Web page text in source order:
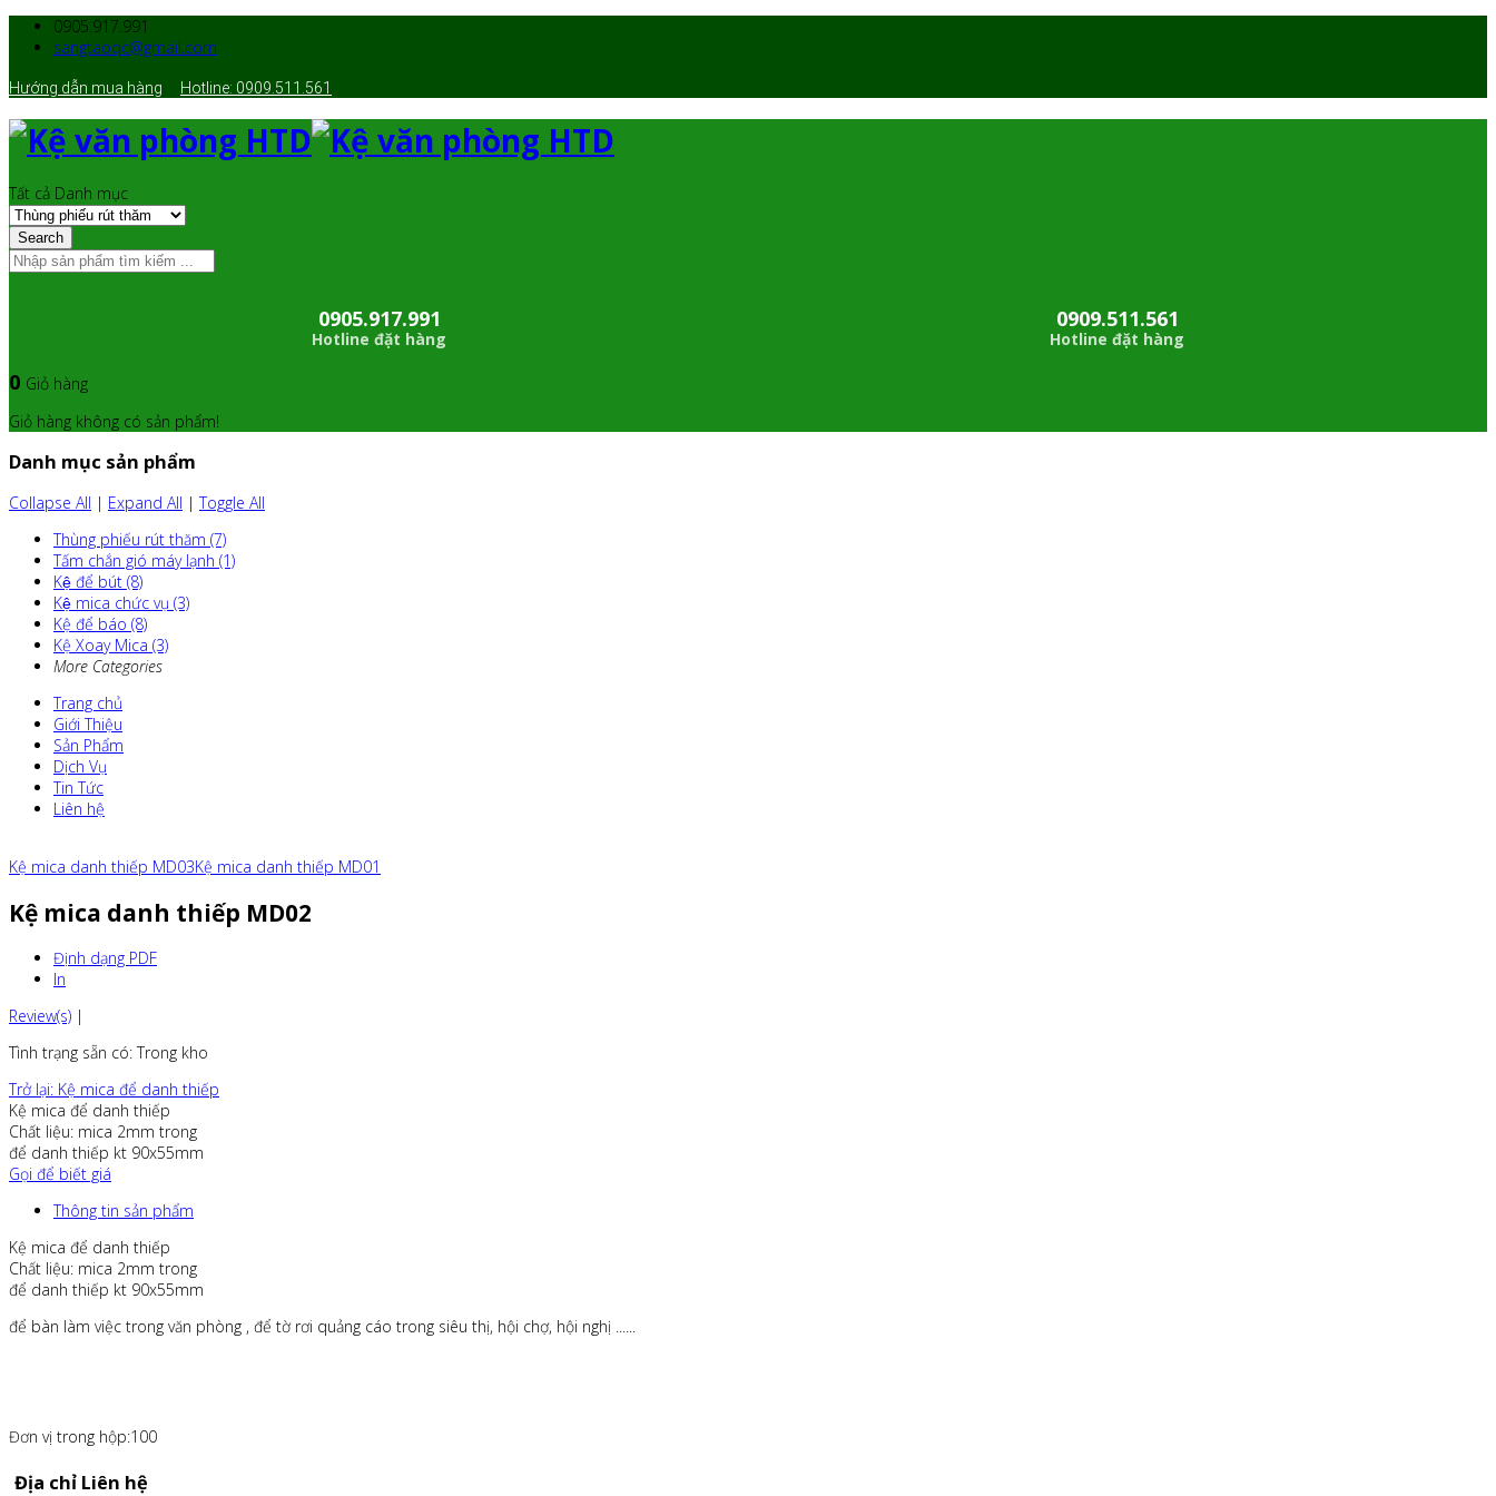
0905.917.991
sangtaoqc@gmail.com
Hướng dẫn mua hàng Hotline: 0909.511.561
Tất cả Danh mục
Search
0905.917.991
Hotline đặt hàng
0909.511.561
Hotline đặt hàng
0 Giỏ hàng
Giỏ hàng không có sản phẩm!
Danh mục sản phẩm
Collapse All | Expand All |Toggle All
Thùng phiếu rút thăm (7)
Tấm chắn gió máy lạnh (1)
Kệ để bút (8)
Kệ mica chức vụ (3)
Kệ để báo (8)
Kệ Xoay Mica (3)
More Categories
Trang chủ
Giới Thiệu
Sản Phẩm
Dịch Vụ
Tin Tức
Liên hệ
Kệ mica danh thiếp MD03Kệ mica danh thiếp MD01
Kệ mica danh thiếp MD02
Định dạng PDF
In
Review(s) |
Tình trạng sẵn có: Trong kho
Trở lại: Kệ mica để danh thiếp
Kệ mica để danh thiếp
Chất liệu: mica 2mm trong
để danh thiếp kt 90x55mm
Gọi để biết giá
Thông tin sản phẩm
Kệ mica để danh thiếp
Chất liệu: mica 2mm trong
để danh thiếp kt 90x55mm
để bàn làm việc trong văn phòng , để tờ rơi quảng cáo trong siêu thị, hội chợ, hội nghị ......
Đơn vị trong hộp:100
Địa chỉ Liên hệ